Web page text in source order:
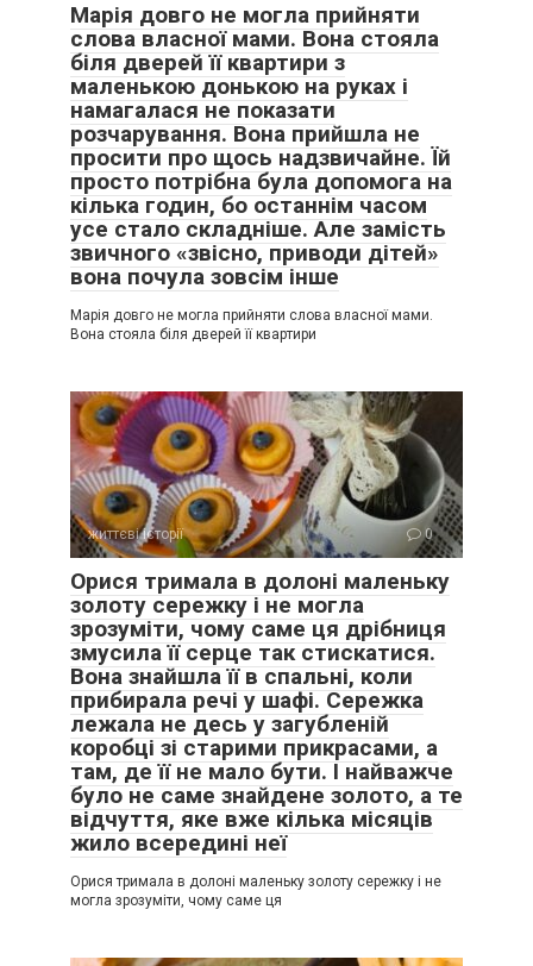
Марія довго не могла прийняти
слова власної мами. Вона стояла
біля дверей її квартири з
маленькою донькою на руках і
намагалася не показати
розчарування. Вона прийшла не
просити про щось надзвичайне. Їй
просто потрібна була допомога на
кілька годин, бо останнім часом
усе стало складніше. Але замість
звичного «звісно, приводи дітей»
вона почула зовсім інше
Марія довго не могла прийняти слова власної мами.
Вона стояла біля дверей її квартири
життєві історії 0
Орися тримала в долоні маленьку
золоту сережку і не могла
зрозуміти, чому саме ця дрібниця
змусила її серце так стискатися.
Вона знайшла її в спальні, коли
прибирала речі у шафі. Сережка
лежала не десь у загубленій
коробці зі старими прикрасами, а
там, де її не мало бути. І найважче
було не саме знайдене золото, а те
відчуття, яке вже кілька місяців
жило всередині неї
Орися тримала в долоні маленьку золоту сережку і не
могла зрозуміти, чому саме ця